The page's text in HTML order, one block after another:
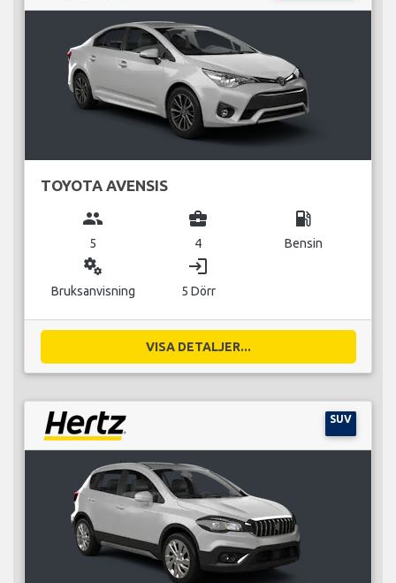
TOYOTA AVENSIS
group
5
business_center
4
local_gas_station
Bensin
miscellaneous_services
Bruksanvisning
login
5 Dörr
VISA DETALJER...
SUV